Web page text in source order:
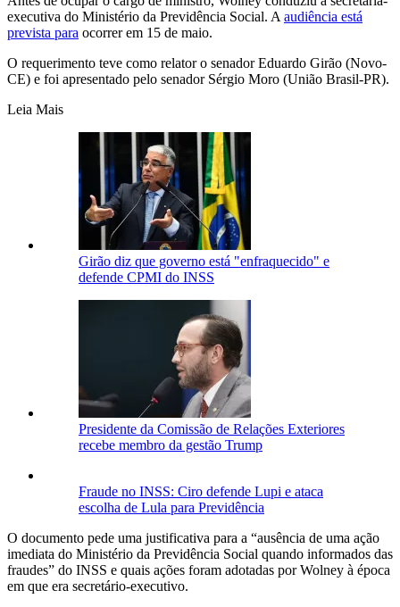
executiva do Ministério da Previdência Social. A audiência está
prevista para ocorrer em 15 de maio.
O requerimento teve como relator o senador Eduardo Girão (Novo-
CE) e foi apresentado pelo senador Sérgio Moro (União Brasil-PR).
Leia Mais
Girão diz que governo está "enfraquecido" e
defende CPMI do INSS
Presidente da Comissão de Relações Exteriores
recebe membro da gestão Trump
Fraude no INSS: Ciro defende Lupi e ataca
escolha de Lula para Previdência
O documento pede uma justificativa para a “ausência de uma ação
imediata do Ministério da Previdência Social quando informados das
fraudes” do INSS e quais ações foram adotadas por Wolney à época
em que era secretário-executivo.